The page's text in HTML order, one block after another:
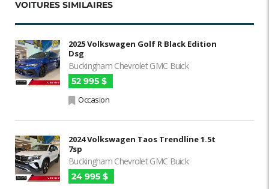
VOITURES SIMILAIRES
2025 Volkswagen Golf R Black Edition
Dsg
Buckingham Chevrolet GMC Buick
52 995 $
Occasion
2024 Volkswagen Taos Trendline 1.5t
7sp
Buckingham Chevrolet GMC Buick
24 995 $